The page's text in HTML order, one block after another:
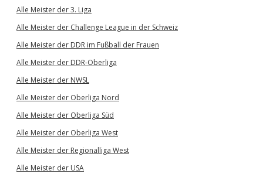
Alle Meister der 3. Liga
Alle Meister der Challenge League in der Schweiz
Alle Meister der DDR im Fußball der Frauen
Alle Meister der DDR-Oberliga
Alle Meister der NWSL
Alle Meister der Oberliga Nord
Alle Meister der Oberliga Süd
Alle Meister der Oberliga West
Alle Meister der Regionalliga West
Alle Meister der USA